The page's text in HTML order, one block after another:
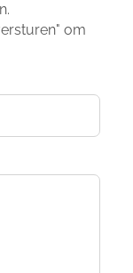
om